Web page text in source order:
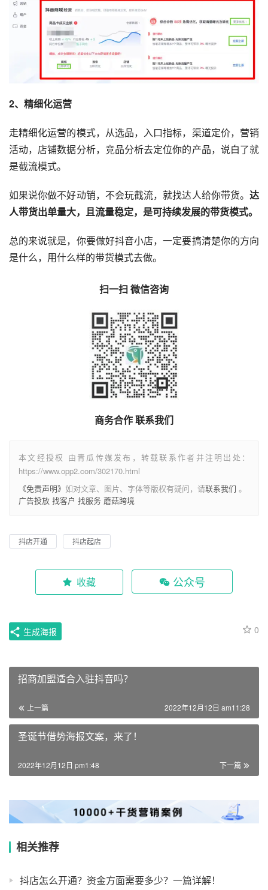
2、精细化运营
走精细化运营的模式，从选品，入口指标，渠道定价，营销
活动，店铺数据分析，竞品分析去定位你的产品，说白了就
是截流模式。
如果说你做不好动销，不会玩截流，就找达人给你带货。 达
人带货出单量大，且流量稳定，是可持续发展的带货模式。
总的来说就是，你要做好抖音小店，一定要搞清楚你的方向
是什么，用什么样的带货模式去做。
扫一扫 微信咨询
商务合作 联系我们
本文经授权 由青瓜传媒发布，转载联系作者并注明出处：
https://www.opp2.com/302170.html
《免责声明》 如对文章、图片、字体等版权有疑问，请联系我们 。
广告投放 找客户 找服务 蘑菇跨境
抖店开通 抖店起店
收藏 公众号
0
生成海报
招商加盟适合入驻抖音吗？
上一篇 2022年12月12日 am11:28
圣诞节借势海报文案，来了！
下一篇
2022年12月12日 pm1:48
相关推荐
抖店怎么开通？资金方面需要多少？一篇详解！